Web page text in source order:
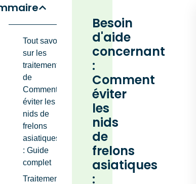
Tout savoir
sur les
traitements
de
Comment
éviter les
nids de
frelons
asiatiques
: Guide
complet
Traitements
Besoin
d'aide
concernant
:
Comment
éviter
les
nids
de
frelons
asiatiques
: